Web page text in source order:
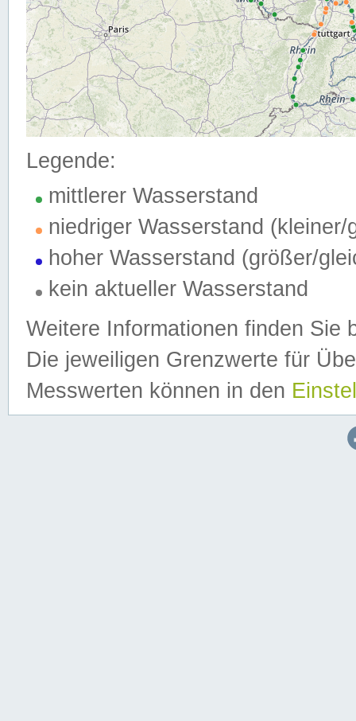
Legende:
mittlerer Wasserstand
niedriger Wasserstand (kleiner/
hoher Wasserstand (größer/
kein aktueller Wasserstand
Weitere Informationen finden Sie
Die jeweiligen Grenzwerte für
Messwerten können in den